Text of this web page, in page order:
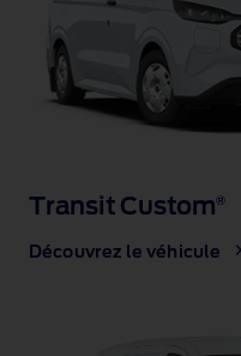
Transit Custom®
Découvrez le véhicule